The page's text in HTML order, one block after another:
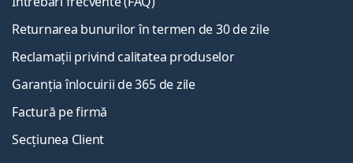
Returnarea bunurilor în termen de 30 de zile
Reclamații privind calitatea produselor
Garanția înlocuirii de 365 de zile
Factură pe firmă
Secțiunea Client